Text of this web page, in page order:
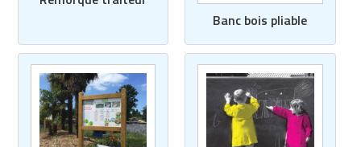
Banc bois pliable